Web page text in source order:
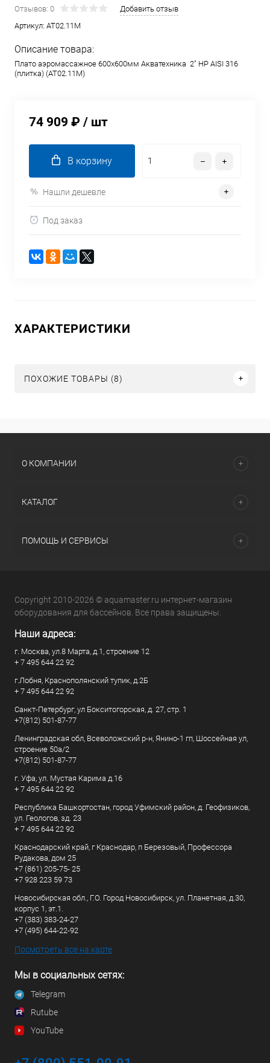
Отзывов: 0
Добавить отзыв
Артикул: AT02.11M
Описание товара:
Плато аэромассажное 600х600мм Акватехника 2" НР AISI 316
(плитка) (AT02.11M)
74 909 ₽ / шт
В корзину
Нашли дешевле
Под заказ
ХАРАКТЕРИСТИКИ
ПОХОЖИЕ ТОВАРЫ (8)
О КОМПАНИИ
КАТАЛОГ
ПОМОЩЬ И СЕРВИСЫ
Copyright 2010-2026 © aquamaster.ru интернет-магазин
оборудования для бассейнов. Все права защищены.
Наши адреса:
г. Москва, ул.8 Марта, д.1, строение 12
+ 7 495 644 22 92
г.Лобня, Краснополянский тупик, д.2Б
+ 7 495 644 22 92
Санкт-Петербург, ул Бокситогорская, д. 27, стр. 1
+7(812) 501-87-77
Ленинградская обл, Всеволожский р-н, Янино-1 гп, Шоссейная ул,
строение 50а/2
+7(812) 501-87-77
г. Уфа, ул. Мустая Карима д.16
+ 7 495 644 22 92
Республика Башкортостан, город Уфимский район, д. Геофизиков,
ул. Геологов, зд. 23
+ 7 495 644 22 92
Краснодарский край, г Краснодар, п Березовый, Профессора
Рудакова, дом 25
+7 (861) 205-75- 25
+7 928 223 59 73
Новосибирская обл., Г.О. Город Новосибирск, ул. Планетная, д.30,
корпус 1, эт.1.
+7 (383) 383-24-27
+7 (495) 644-22-92
Посмотреть все на карте
Мы в социальных сетях:
Telegram
Rutube
YouTube